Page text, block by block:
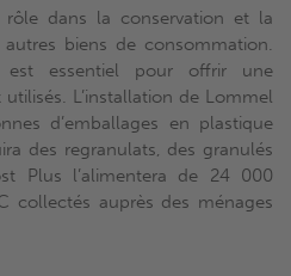
dans la conservation et la
biens de consommation.
est essentiel pour offrir une
L’installation de Lommel
d’emballages en plastique
des regranulats, des granulés
Plus l’alimentera de 24 000
collectés auprès des ménages